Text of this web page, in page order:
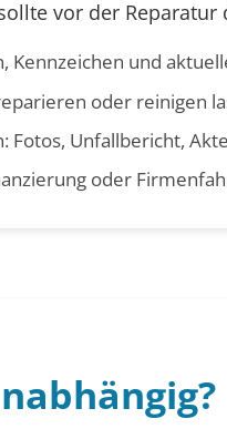
vor der
Kennzeichen und
oder reinigen
Fotos, Unfallbericht,
oder